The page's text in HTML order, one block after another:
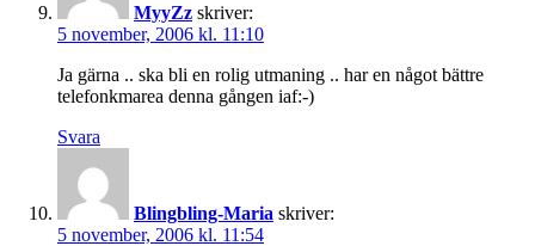
MyyZz skriver:
5 november, 2006 kl. 11:10
Ja gärna .. ska bli en rolig utmaning .. har en något bättre
telefonkmarea denna gången iaf:-)
Svara
Blingbling-Maria skriver:
5 november, 2006 kl. 11:54